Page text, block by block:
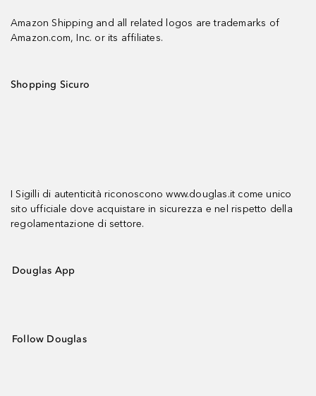
Amazon Shipping and all related logos are trademarks of
Amazon.com, Inc. or its affiliates.
Shopping Sicuro
I Sigilli di autenticità riconoscono www.douglas.it come unico
sito ufficiale dove acquistare in sicurezza e nel rispetto della
regolamentazione di settore.
Douglas App
Follow Douglas